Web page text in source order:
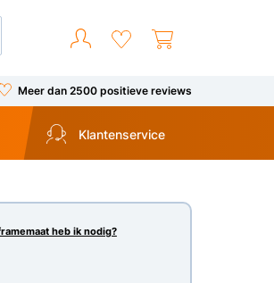
Meer dan 2500 positieve reviews
Klantenservice
heb ik nodig?